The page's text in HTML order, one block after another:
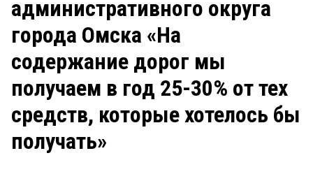
СТИЛЬ ЖИЗНИ
административного округа
города Омска «На
содержание дорог мы
получаем в год 25-30% от тех
средств, которые хотелось бы
получать»